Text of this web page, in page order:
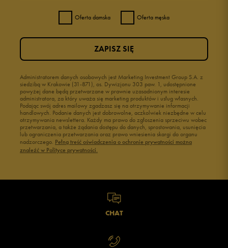
Oferta damska Oferta męska
Administratorem danych osobowych jest Marketing Investment Group S.A. z
siedzibą w Krakowie (31-871), os. Dywizjonu 303 paw. 1, udostępnione
powyżej dane będą przetwarzane w prawnie uzasadnionym interesie
administratora, za który uważa się marketing produktów i usług własnych.
Podając swój adres mailowy zgadzasz się na otrzymywanie informacji
handlowych. Podanie danych jest dobrowolne, aczkolwiek niezbędne w celu
otrzymywania newslettera. Każdy ma prawo do zgłoszenia sprzeciwu wobec
przetwarzania, a także żądania dostępu do danych, sprostowania, usunięcia
lub ograniczenia przetwarzania oraz prawo wniesienia skargi do organu
nadzorczego. Pełną treść oświadczenia o ochronie prywatności można
znaleźć w Polityce prywatności.
ZAPISZ SIĘ
CHAT